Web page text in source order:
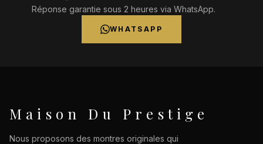
Réponse garantie sous 2 heures via WhatsApp.
WHATSAPP
Maison Du Prestige
Nous proposons des montres originales qui